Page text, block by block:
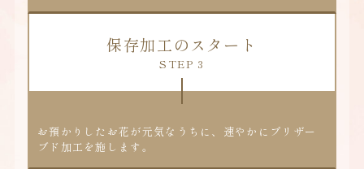
保存加工のスタート
STEP 3
お預かりしたお花が元気なうちに、速やかにプリザー
ブド加工を施します。